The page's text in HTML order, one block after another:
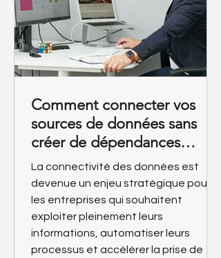
des informations inexact
Comment connecter vos
sources de données sans
créer de dépendances
techniques
La connectivité des données est
devenue un enjeu stratégique pour
les entreprises qui souhaitent
exploiter pleinement leurs
informations, automatiser leurs
processus et accélérer la prise de